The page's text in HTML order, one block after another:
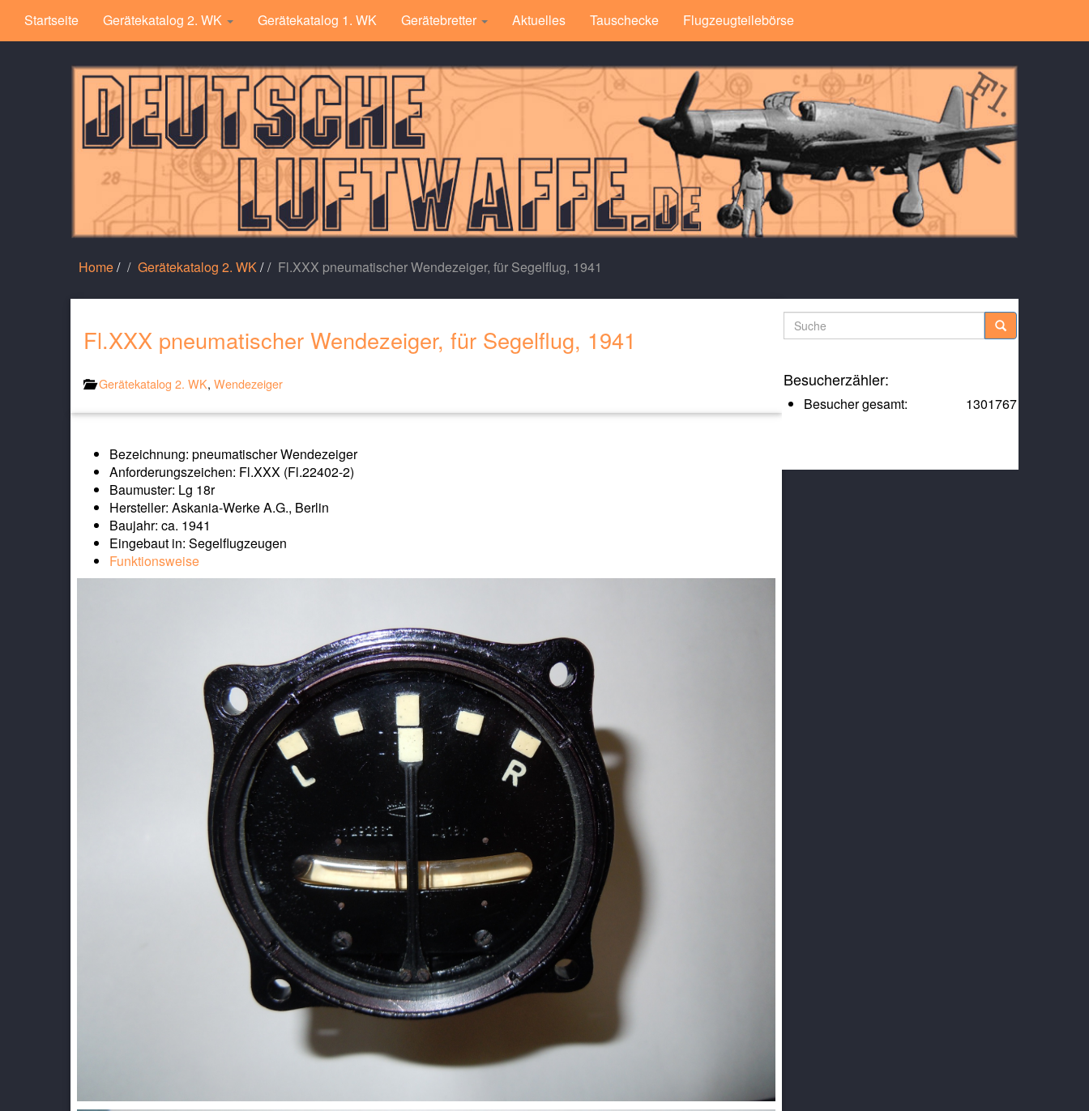
Startseite Gerätekatalog 2. WK Gerätekatalog 1. WK Gerätebretter Aktuelles Tauschecke Flugzeugteilebörse
Home/ Gerätekatalog 2. WK / Fl.XXX pneumatischer Wendezeiger, für Segelflug, 1941
Fl.XXX pneumatischer Wendezeiger, für Segelflug, 1941
Gerätekatalog 2. WK, Wendezeiger
Bezeichnung: pneumatischer Wendezeiger
Anforderungszeichen: Fl.XXX (Fl.22402-2)
Baumuster: Lg 18r
Hersteller: Askania-Werke A.G., Berlin
Baujahr: ca. 1941
Eingebaut in: Segelflugzeugen
Funktionsweise
Suche
Besucherzähler:
1301767
Besucher gesamt: